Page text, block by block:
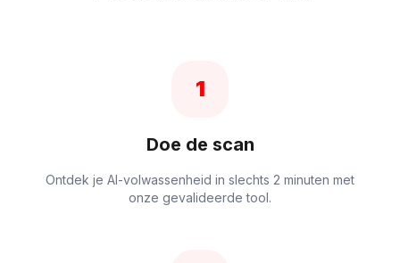
1
Doe de scan
Ontdek je AI-volwassenheid in slechts 2 minuten met
onze gevalideerde tool.